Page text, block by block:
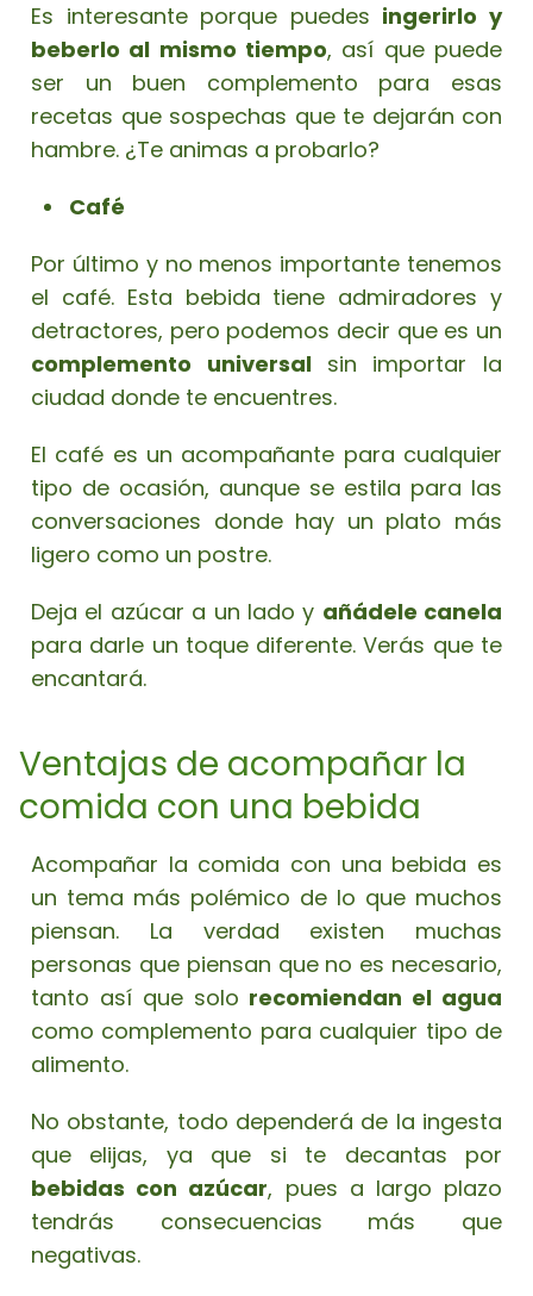
Es interesante porque puedes ingerirlo y
beberlo al mismo tiempo, así que puede
ser un buen complemento para esas
recetas que sospechas que te dejarán con
hambre. ¿Te animas a probarlo?
Café
Por último y no menos importante tenemos
el café. Esta bebida tiene admiradores y
detractores, pero podemos decir que es un
complemento universal sin importar la
ciudad donde te encuentres.
El café es un acompañante para cualquier
tipo de ocasión, aunque se estila para las
conversaciones donde hay un plato más
ligero como un postre.
Deja el azúcar a un lado y añádele canela
para darle un toque diferente. Verás que te
encantará.
Ventajas de acompañar la
comida con una bebida
Acompañar la comida con una bebida es
un tema más polémico de lo que muchos
piensan. La verdad existen muchas
personas que piensan que no es necesario,
tanto así que solo recomiendan el agua
como complemento para cualquier tipo de
alimento.
No obstante, todo dependerá de la ingesta
que elijas, ya que si te decantas por
bebidas con azúcar, pues a largo plazo
tendrás consecuencias más que
negativas.